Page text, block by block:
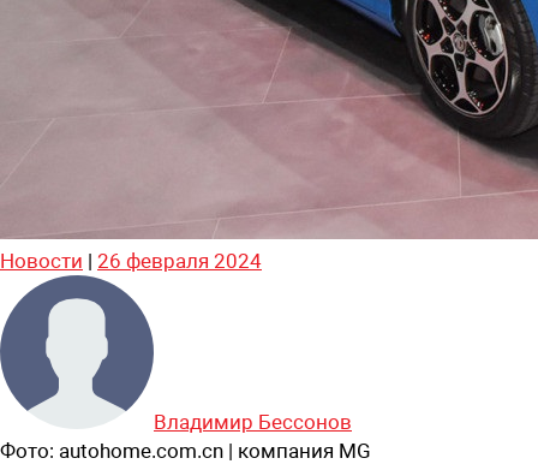
Новости | 26 февраля 2024
Владимир Бессонов
Фото: autohome.com.cn | компания MG